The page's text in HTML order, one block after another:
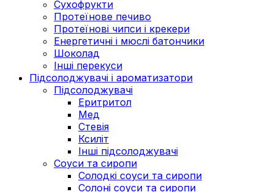
Сухофрукти
Протеїнове печиво
Протеїнові чипси і крекери
Енергетичні і мюслі батончики
Шоколад
Інші перекуси
Підсолоджувачі і ароматизатори
Підсолоджувачі
Еритритол
Мед
Стевія
Ксиліт
Інші підсолоджувачі
Соуси та сиропи
Солодкі соуси та сиропи
Солоні соуси та сиропи